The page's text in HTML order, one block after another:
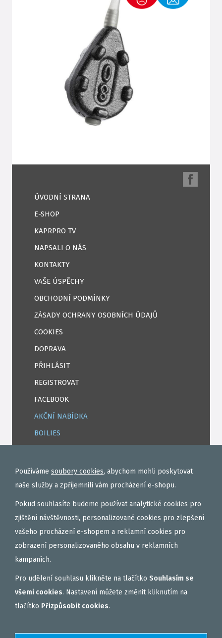
ÚVODNÍ STRANA
E-SHOP
KAPRPRO TV
NAPSALI O NÁS
KONTAKTY
VAŠE ÚSPĚCHY
OBCHODNÍ PODMÍNKY
ZÁSADY OCHRANY OSOBNÍCH ÚDAJŮ
COOKIES
DOPRAVA
PŘIHLÁSIT
REGISTROVAT
FACEBOOK
AKČNÍ NABÍDKA
BOILIES
TEKUTÉ
OBALOVAČKY
VAŘENÝ PARTIKL
BIŽUTERIE NA MONTÁŽE
DÁRKOVÝ POUKAZ, DÁRKOVÁ KAZETA
AKČNÍ SETY
VNADÍCÍ, KRMÍTKOVÉ SMĚSI
PVA PUNČOCHY A SÁČKY
Používáme soubory cookies, abychom mohli poskytovat
naše služby a zpříjemnili vám procházení e-shopu.
Pokud souhlasíte budeme používat analytické cookies pro
zjištění návštěvnosti, personalizované cookies pro zlepšení
vašeho procházení e-shopem a reklamní cookies pro
zobrazení personalizovaného obsahu v reklamních
kampaních.
Pro udělení souhlasu klikněte na tlačítko Souhlasím se
všemi cookies. Nastavení můžete změnit kliknutím na
tlačítko Přizpůsobit cookies.